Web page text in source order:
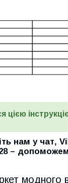
нам у чат,
–
модного